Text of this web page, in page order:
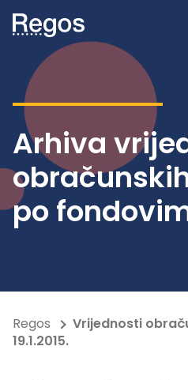
Arhiva
po
Regos
Vrijednosti
19.1.2015.